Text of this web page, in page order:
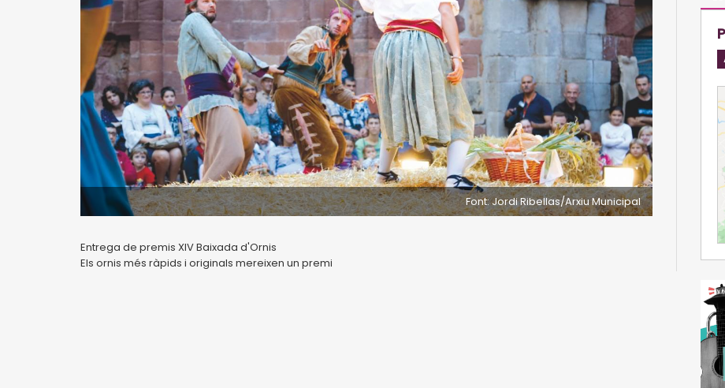
Font: Jordi Ribellas/Arxiu Municipal
Entrega de premis XIV Baixada d'Ornis
Els ornis més ràpids i originals mereixen un premi